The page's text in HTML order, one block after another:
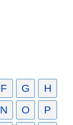
F G
H
N O
P